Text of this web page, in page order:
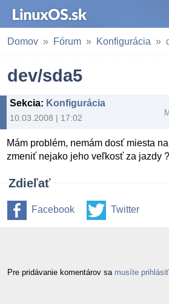
Domov Fórum Konfigurácia
dev/sda5
Sekcia: Konfigurácia
10.03.2008 | 17:02
Mám problém, nemám dosť miesta
zmeniť nejako jeho veľkosť za jazdy ?
Zdieľať
Facebook Twitter
Pre pridávanie komentárov sa musíte prihlásiť